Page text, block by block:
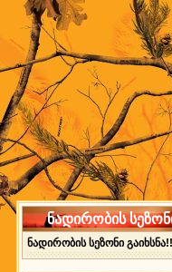
ნადირობის
ნადირობის სეზონი